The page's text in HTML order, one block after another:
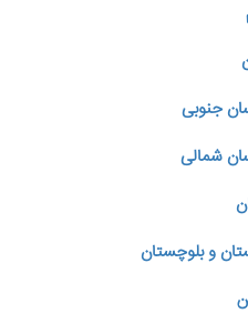
جنوبی
شمالی
و بلوچستان